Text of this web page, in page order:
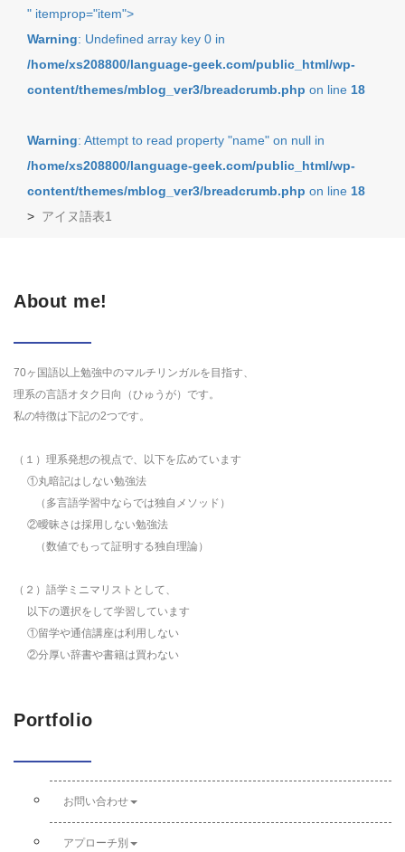
" itemprop="item">
Warning: Undefined array key 0 in
/home/xs208800/language-geek.com/public_html/wp-
content/themes/mblog_ver3/breadcrumb.php on line 18
Warning: Attempt to read property "name" on null in
/home/xs208800/language-geek.com/public_html/wp-
content/themes/mblog_ver3/breadcrumb.php on line 18
> アイヌ語表1
About me!
70ヶ国語以上勉強中のマルチリンガルを目指す、
理系の言語オタク日向（ひゅうが）です。
私の特徴は下記の2つです。
（１）理系発想の視点で、以下を広めています
①丸暗記はしない勉強法
（多言語学習中ならでは独自メソッド）
②曖昧さは採用しない勉強法
（数値でもって証明する独自理論）
（２）語学ミニマリストとして、
以下の選択をして学習しています
①留学や通信講座は利用しない
②分厚い辞書や書籍は買わない
Portfolio
お問い合わせ
アプローチ別